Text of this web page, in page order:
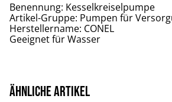
Benennung: Kesselkreiselpumpe
Artikel-Gruppe: Pumpen für
Herstellername: CONEL
Geeignet für Wasser
Ähnliche Artikel